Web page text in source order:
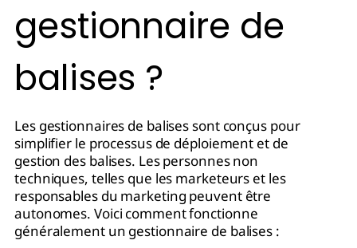
gestionnaire de
balises ?
Les gestionnaires de balises sont conçus pour
simplifier le processus de déploiement et de
gestion des balises. Les personnes non
techniques, telles que les marketeurs et les
responsables du marketing peuvent être
autonomes. Voici comment fonctionne
généralement un gestionnaire de balises :